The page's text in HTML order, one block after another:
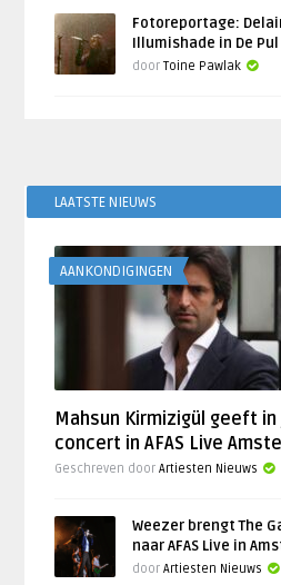
Fotoreportage:
Illumishade in De Pul
doorToine Pawlak
LAATSTE NIEUWS
AANKONDIGINGEN
Mahsun Kirmizigül geeft in
concert in AFAS Live
Geschreven doorArtiesten Nieuws
Weezer brengt The
naar AFAS Live in
doorArtiesten Nieuws